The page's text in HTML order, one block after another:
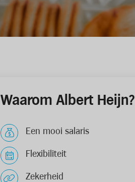
Waarom Albert Heijn?
Een mooi salaris
Flexibiliteit
Zekerheid